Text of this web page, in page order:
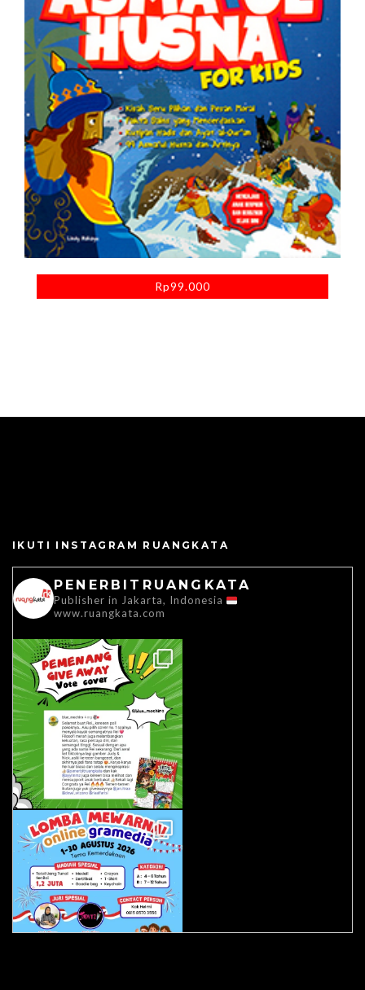
Rp99.000
IKUTI INSTAGRAM RUANGKATA
PENERBITRUANGKATA
Publisher in Jakarta, Indonesia
www.ruangkata.com